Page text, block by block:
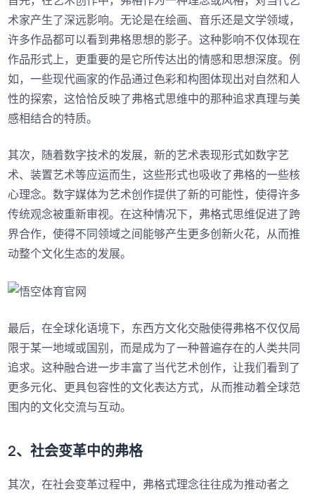
术家产生了深远影响。无论是在绘画、音乐还是文学领域，
许多作品都可以看到弗格思想的影子。这种影响不仅体现在
作品形式上，更重要的是它所传达出的情感和思想深度。例
如，一些现代画家的作品通过色彩和构图体现出对自然和人
性的探索，这恰恰反映了弗格式思维中的那种追求真理与美
感相结合的特质。
其次，随着数字技术的发展，新的艺术表现形式如数字艺
术、装置艺术等应运而生，这些形式也吸收了弗格的一些核
心理念。数字媒体为艺术创作提供了新的可能性，使得许多
传统观念被重新审视。在这种情况下，弗格式思维促进了跨
界合作，使得不同领域之间能够产生更多创新火花，从而推
动整个文化生态的发展。
最后，在全球化语境下，东西方文化交融使得弗格不仅仅局
限于某一地域或国别，而是成为了一种普遍存在的人类共同
追求。这种融合进一步丰富了当代艺术创作，让我们看到了
更多元化、更具包容性的文化表达方式，从而推动着全球范
围内的文化交流与互动。
2、社会变革中的弗格
其次，在社会变革过程中，弗格式理念往往成为推动者之